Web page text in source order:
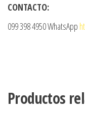
CONTACTO:
099 398 4950 WhatsApp
Productos